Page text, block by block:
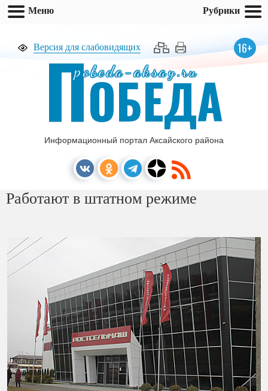
Версия для слабовидящих 16+
pobeda-aksay.ru
ПОБЕДА
Информационный портал Аксайского района
Работают в штатном режиме
Меню Рубрики